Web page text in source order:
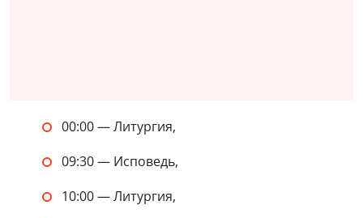
00:00 — Литургия,
09:30 — Исповедь,
10:00 — Литургия,